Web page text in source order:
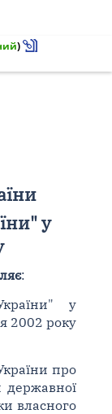
)
у
:
у
2002 року
про
державної
власного